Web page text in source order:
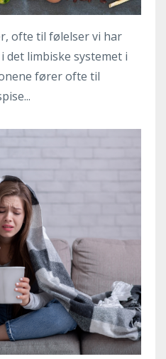
ofte til følelser vi har
det limbiske systemet i
fører ofte til